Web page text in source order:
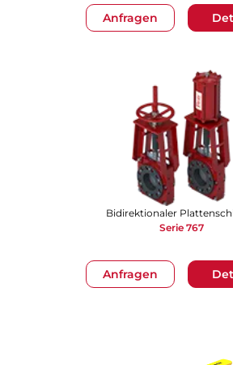
Anfragen
Anfragen
Bidirektionaler
Serie 767